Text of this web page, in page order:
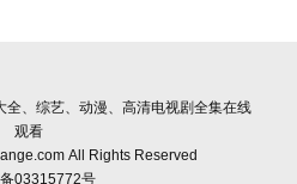
全、综艺、动漫、高清电视剧全集在线
观看
All Rights Reserved
03315772号